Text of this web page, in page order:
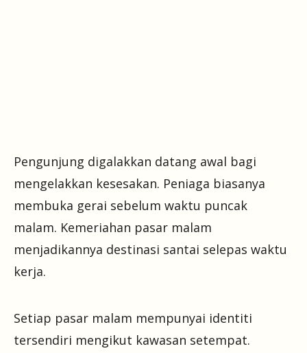
Pengunjung digalakkan datang awal bagi
mengelakkan kesesakan. Peniaga biasanya
membuka gerai sebelum waktu puncak
malam. Kemeriahan pasar malam
menjadikannya destinasi santai selepas waktu
kerja.
Setiap pasar malam mempunyai identiti
tersendiri mengikut kawasan setempat.